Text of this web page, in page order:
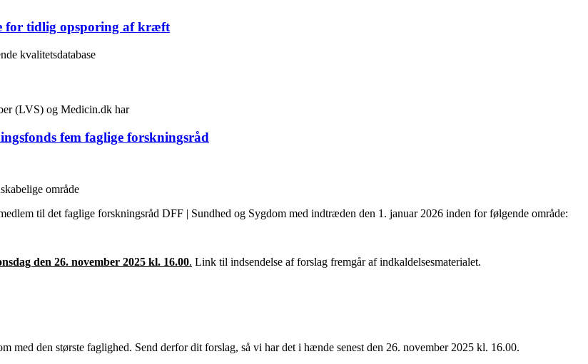
for tidlig opsporing af kræft
kvalitetsdatabase
(LVS) og Medicin.dk har
fem faglige forskningsråd
område
til det faglige forskningsråd DFF | Sundhed og Sygdom med indtræden den 1. januar 2026 inden for følgende område:
den 26. november 2025 kl. 16.00. Link til indsendelse af forslag fremgår af indkaldelsesmaterialet.
med den største faglighed. Send derfor dit forslag, så vi har det i hænde senest den 26. november 2025 kl. 16.00.